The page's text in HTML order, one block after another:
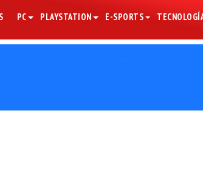
PC PLAYSTATION E-SPORTS